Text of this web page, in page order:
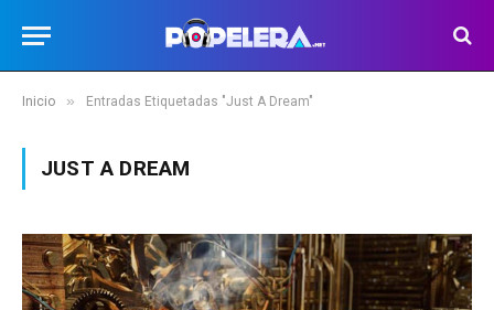
Inicio » Entradas Etiquetadas "Just A Dream"
JUST A DREAM